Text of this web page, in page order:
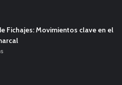
Fichajes: Movimientos clave en el